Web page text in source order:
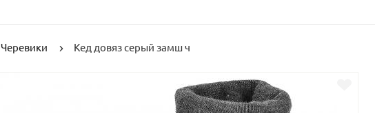
Черевики Кед довяз серый замш ч